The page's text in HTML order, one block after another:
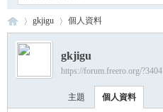
›
gkjigu 個人資料
gkjigu
https://forum.freero.org/?3404
主題 個人資料